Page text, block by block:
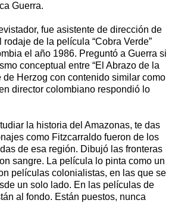
Guerra.
fue asistente de dirección de
de la película “Cobra Verde”
el año 1986. Preguntó a Guerra si
conceptual entre “El Abrazo de la
de Herzog con contenido similar como
director colombiano respondió lo
la historia del Amazonas, te das
como Fitzcarraldo fueron de los
de esa región. Dibujó las fronteras
sangre. La película lo pinta como un
películas colonialistas, en las que se
un solo lado. En las películas de
al fondo. Están puestos, nunca